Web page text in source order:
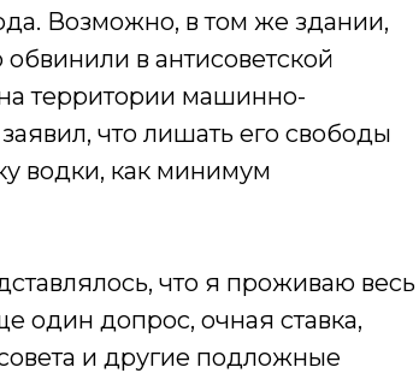
Возможно, в том же здании,
в антисоветской
территории машинно-
что лишать его свободы
водки, как минимум
что я проживаю весь
один допрос, очная ставка,
и другие подложные